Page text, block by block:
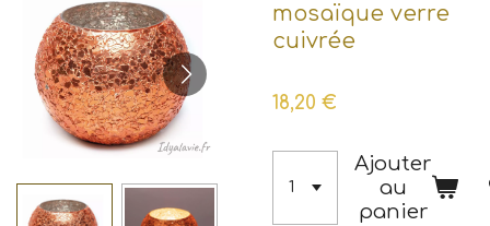
mosaïque verre
cuivrée
18,20 €
Ajouter
au
panier